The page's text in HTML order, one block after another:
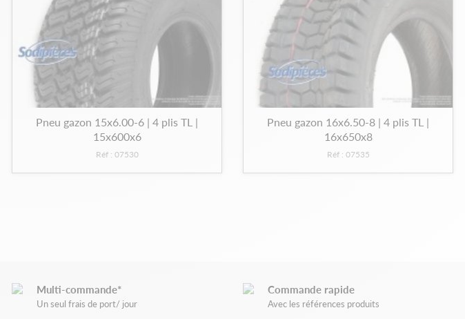
Pneu gazon 15x6.00-6 | 4 plis TL |
15x600x6
Réf : 07530
Pneu gazon 16x6.50-8 | 4 plis TL |
16x650x8
Réf : 07535
Multi-commande*
Un seul frais de port/ jour
Commande rapide
Avec les références produits